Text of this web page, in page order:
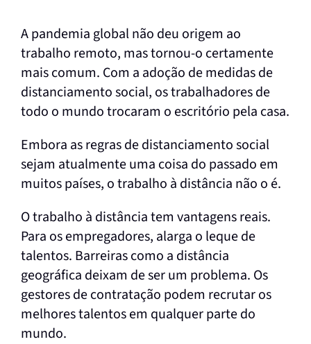
A pandemia global não deu origem ao
trabalho remoto, mas tornou-o certamente
mais comum. Com a adoção de medidas de
distanciamento social, os trabalhadores de
todo o mundo trocaram o escritório pela casa.
Embora as regras de distanciamento social
sejam atualmente uma coisa do passado em
muitos países, o trabalho à distância não o é.
O trabalho à distância tem vantagens reais.
Para os empregadores, alarga o leque de
talentos. Barreiras como a distância
geográfica deixam de ser um problema. Os
gestores de contratação podem recrutar os
melhores talentos em qualquer parte do
mundo.